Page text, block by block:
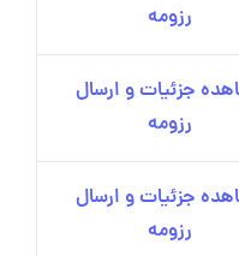
رزومه
جزئیات و ارسال
رزومه
جزئیات و ارسال
رزومه